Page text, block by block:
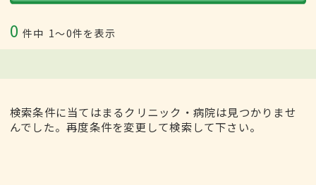
0 件中 1〜0件を表示
検索条件に当てはまるクリニック・病院は見つかりませ
んでした。再度条件を変更して検索して下さい。